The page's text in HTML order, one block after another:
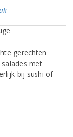
gerechten
salades met
bij sushi of